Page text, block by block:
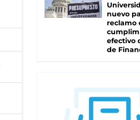
nuevo
reclamo
efectivo
de